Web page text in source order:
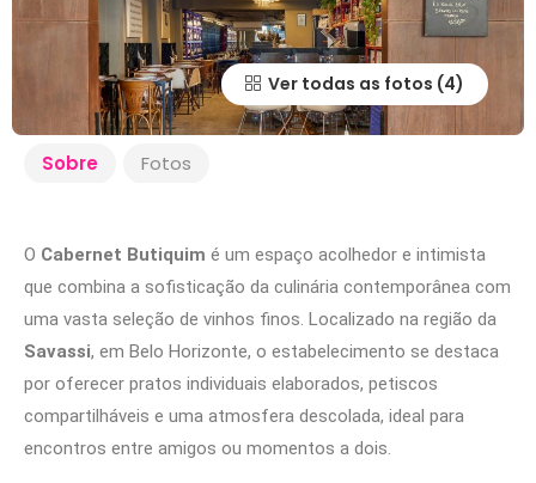
Ver todas as fotos
Sobre Fotos
O Cabernet Butiquim é um espaço acolhedor e intimista
que combina a sofisticação da culinária contemporânea com
uma vasta seleção de vinhos finos. Localizado na região da
Savassi, em Belo Horizonte, o estabelecimento se destaca
por oferecer pratos individuais elaborados, petiscos
compartilháveis e uma atmosfera descolada, ideal para
encontros entre amigos ou momentos a dois.